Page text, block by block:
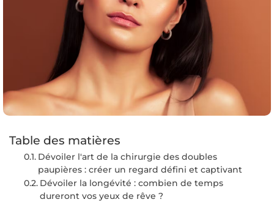
Table des matières
Dévoiler l'art de la chirurgie des doubles
paupières : créer un regard défini et captivant
Dévoiler la longévité : combien de temps
dureront vos yeux de rêve ?